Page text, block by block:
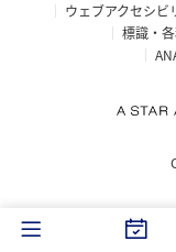
ウェブアクセシビ
標識・